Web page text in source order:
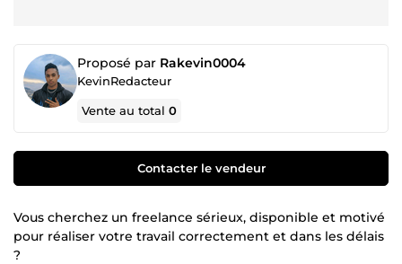
Proposé par Rakevin0004
KevinRedacteur
Vente au total0
Contacter le vendeur
Vous cherchez un freelance sérieux, disponible et motivé
pour réaliser votre travail correctement et dans les délais
?